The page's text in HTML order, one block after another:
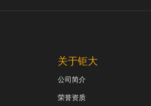
关于钜大
公司简介
荣誉资质